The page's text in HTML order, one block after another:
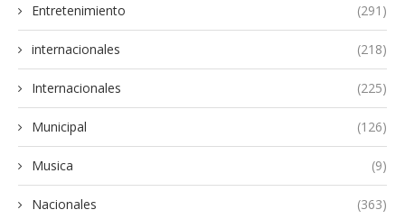
Entretenimiento (291)
internacionales (218)
Internacionales (225)
Municipal (126)
Musica (9)
Nacionales (363)